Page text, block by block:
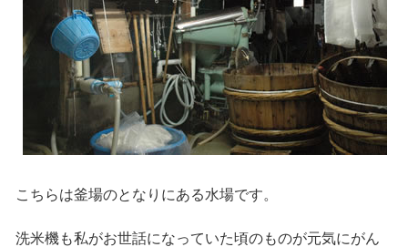
こちらは釜場のとなりにある水場です。
洗米機も私がお世話になっていた頃のものが元気にがん